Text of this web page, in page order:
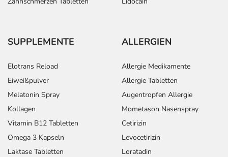
SUPPLEMENTE
Elotrans Reload
Eiweißpulver
Melatonin Spray
Kollagen
Vitamin B12 Tabletten
Omega 3 Kapseln
Laktase Tabletten
ALLERGIEN
Allergie Medikamente
Allergie Tabletten
Augentropfen Allergie
Mometason Nasenspray
Cetirizin
Levocetirizin
Loratadin